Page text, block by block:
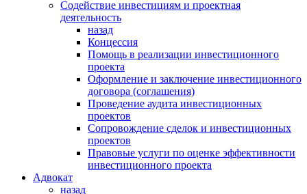
Содействие инвестициям и проектная
деятельность
назад
Концессия
Помощь в реализации инвестиционного
проекта
Оформление и заключение инвестиционного
договора (соглашения)
Проведение аудита инвестиционных
проектов
Сопровождение сделок и инвестиционных
проектов
Правовые услуги по оценке эффективности
инвестиционного проекта
Адвокат
назад